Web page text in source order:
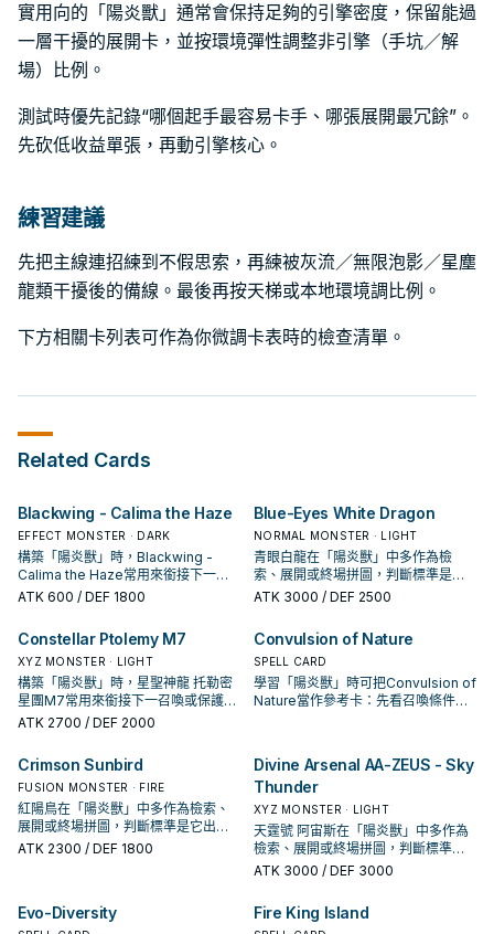
實用向的「陽炎獸」通常會保持足夠的引擎密度，保留能過
一層干擾的展開卡，並按環境彈性調整非引擎（手坑／解
場）比例。
測試時優先記錄“哪個起手最容易卡手、哪張展開最冗餘”。
先砍低收益單張，再動引擎核心。
練習建議
先把主線連招練到不假思索，再練被灰流／無限泡影／星塵
龍類干擾後的備線。最後再按天梯或本地環境調比例。
下方相關卡列表可作為你微調卡表時的檢查清單。
Related Cards
Blackwing - Calima the Haze
EFFECT MONSTER · DARK
構築「陽炎獸」時，Blackwing -
Calima the Haze常用來銜接下一召
喚或保護連招；是否投入取決於你的
ATK 600 / DEF 1800
Blue-Eyes White Dragon
NORMAL MONSTER · LIGHT
青眼白龍在「陽炎獸」中多作為檢
索、展開或終場拼圖，判斷標準是它
出現在成功起手中的頻率。
ATK 3000 / DEF 2500
Constellar Ptolemy M7
XYZ MONSTER · LIGHT
構築「陽炎獸」時，星聖神龍 托勒密
星團M7常用來銜接下一召喚或保護連
招；是否投入取決於你的手坑／解場
ATK 2700 / DEF 2000
Convulsion of Nature
SPELL CARD
學習「陽炎獸」時可把Convulsion of
Nature當作參考卡：先看召喚條件，
Crimson Sunbird
FUSION MONSTER · FIRE
紅陽鳥在「陽炎獸」中多作為檢索、
展開或終場拼圖，判斷標準是它出現
在成功起手中的頻率。
ATK 2300 / DEF 1800
Divine Arsenal AA-ZEUS - Sky
Thunder
XYZ MONSTER · LIGHT
天霆號 阿宙斯在「陽炎獸」中多作為
檢索、展開或終場拼圖，判斷標準是
它出現在成功起手中的頻率。
ATK 3000 / DEF 3000
Evo-Diversity Fire King Island